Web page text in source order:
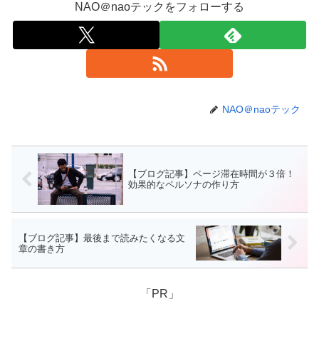
NAO＠naoテックをフォローする
NAO＠naoテック
【ブログ記事】ページ滞在時間が３倍！
効果的なペルソナの作り方
【ブログ記事】最後まで読みたくなる文
章の書き方
「PR」